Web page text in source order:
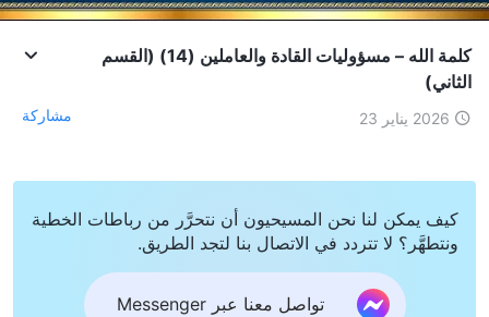
كلمة الله – مسؤوليات القادة والعاملين (14) (القسم
الثاني)
2026 يناير 23 مشاركة
كيف يمكن لنا نحن المسيحيون أن نتحرَّر من رباطات الخطية
ونتطهَّر؟ لا تتردد في الاتصال بنا لتجد الطريق.
تواصل معنا عبر Messenger